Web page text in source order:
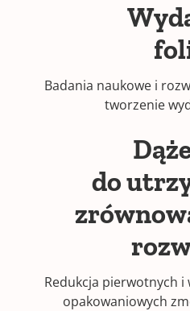
Badania naukowe i
tworzenie
do
Redukcja pierwotnych
opakowaniowych